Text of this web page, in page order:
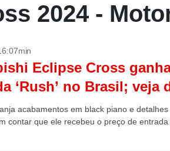
2024 -
Eclipse Cross
‘Rush’ no Brasil; veja
acabamentos em black piano e
contar que ele recebeu o preço de entrada